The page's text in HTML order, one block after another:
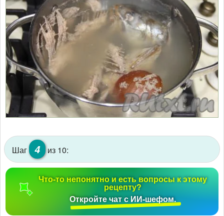
Шаг 4 из 10:
Что-то непонятно и есть вопросы к этому
рецепту?
Откройте чат с ИИ-шефом.